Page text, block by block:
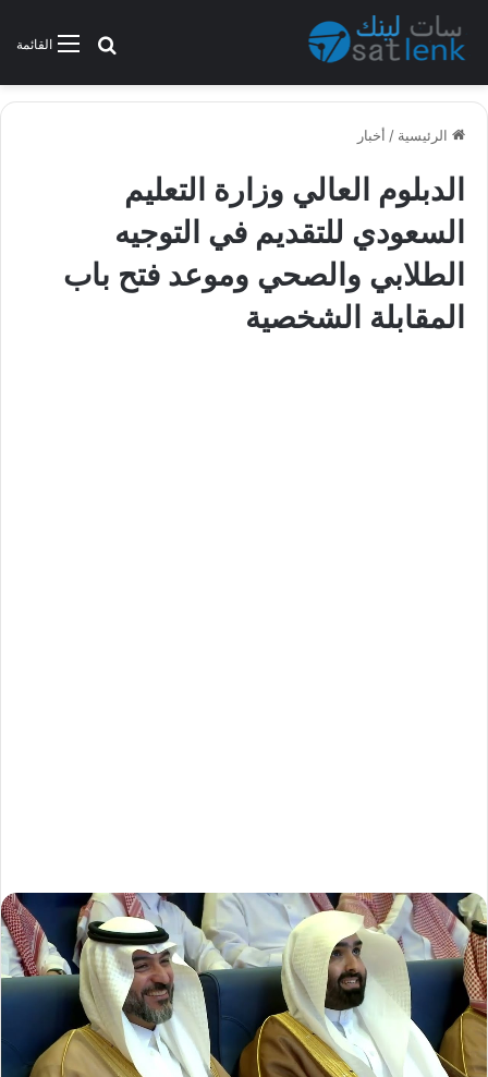
القائمةبحث عن
الرئيسية / أخبار
الدبلوم العالي وزارة التعليم
السعودي للتقديم في التوجيه
الطلابي والصحي وموعد فتح باب
المقابلة الشخصية